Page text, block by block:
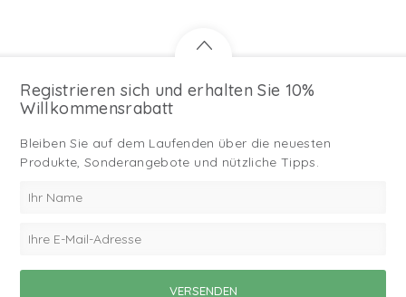
Registrieren sich und erhalten Sie 10%
Willkommensrabatt
Bleiben Sie auf dem Laufenden über die neuesten
Produkte, Sonderangebote und nützliche Tipps.